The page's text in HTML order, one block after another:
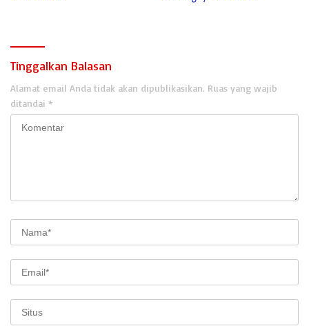
Tinggalkan Balasan
Alamat email Anda tidak akan dipublikasikan. Ruas yang wajib
ditandai *